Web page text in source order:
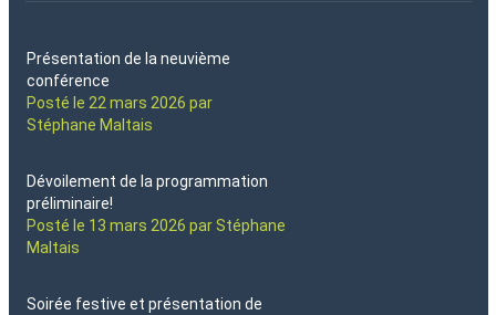
Présentation de la neuvième
conférence
Posté le 22 mars 2026 par
Stéphane Maltais
Dévoilement de la programmation
préliminaire!
Posté le 13 mars 2026 par Stéphane
Maltais
Soirée festive et présentation de